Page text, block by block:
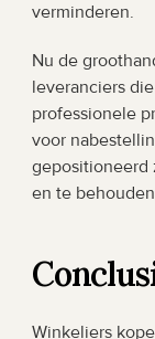
verminderen.
Nu de
leveranciers
professionele
voor
gepositioneerd
en te
Winkeliers